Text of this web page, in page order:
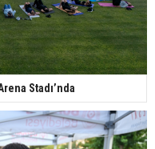
Stadı’nda